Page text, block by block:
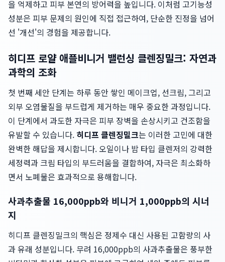
을 억제하고 피부 본연의 방어력을 높입니다. 이처럼 고기능성
성분은 피부 문제의 원인에 직접 접근하여, 단순한 진정을 넘어
선 '개선'의 경험을 제공합니다.
히디프 로얄 애플비니거 밸런싱 클렌징밀크: 자연과
과학의 조화
첫 번째 세안 단계는 하루 동안 쌓인 메이크업, 선크림, 그리고
외부 오염물질을 부드럽게 제거하는 매우 중요한 과정입니다.
이 단계에서 과도한 자극은 피부 장벽을 손상시키고 건조함을
유발할 수 있습니다. 히디프 클렌징밀크는 이러한 고민에 대한
완벽한 해답을 제시합니다. 오일이나 밤 타입 클렌저의 강력한
세정력과 크림 타입의 부드러움을 결합하여, 자극은 최소화하
면서 노폐물은 효과적으로 용해합니다.
사과추출물 16,000ppb와 비니거 1,000ppb의 시너
지
히디프 클렌징밀크의 핵심은 정제수 대신 사용된 고함량의 사
과 유래 성분입니다. 무려 16,000ppb의 사과추출물은 풍부한